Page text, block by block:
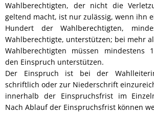
Wahlberechtigten, der nicht die
geltend macht, ist nur zulässig, wenn ihn
Hundert der Wahlberechtigten,
Wahlberechtigte, unterstützen; bei mehr
Wahlberechtigten müssen mindestens
den Einspruch unterstützen.
Der Einspruch ist bei der
schriftlich oder zur Niederschrift
innerhalb der Einspruchsfrist im
Nach Ablauf der Einspruchsfrist können